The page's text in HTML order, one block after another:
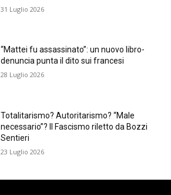
31 Luglio 2026
“Mattei fu assassinato”: un nuovo libro-
denuncia punta il dito sui francesi
28 Luglio 2026
Totalitarismo? Autoritarismo? “Male
necessario”? Il Fascismo riletto da Bozzi
Sentieri
23 Luglio 2026